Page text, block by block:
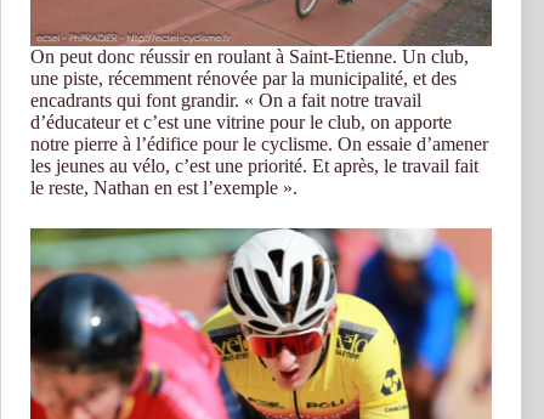
On peut donc réussir en roulant à Saint-Etienne. Un club,
une piste, récemment rénovée par la municipalité, et des
encadrants qui font grandir. « On a fait notre travail
d’éducateur et c’est une vitrine pour le club, on apporte
notre pierre à l’édifice pour le cyclisme. On essaie d’amener
les jeunes au vélo, c’est une priorité. Et après, le travail fait
le reste, Nathan en est l’exemple ».